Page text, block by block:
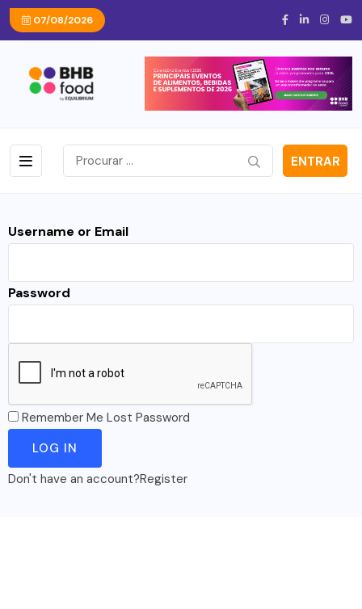
07/08/2026
ENTRAR
Username or Email
Password
Remember Me Lost Password
Don't have an account?Register